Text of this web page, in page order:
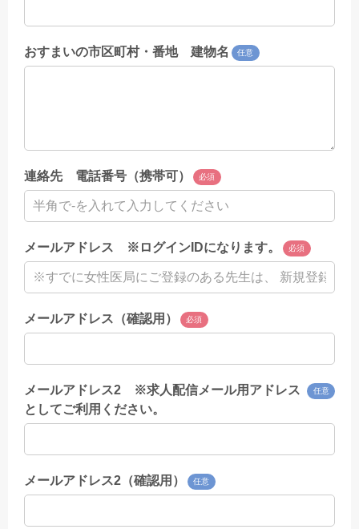
おすまいの市区町村・番地 建物名 任意
連絡先 電話番号（携帯可） 必須
メールアドレス ※ログインIDになります。 必須
メールアドレス（確認用） 必須
メールアドレス2 ※求人配信メール用アドレス
としてご利用ください。
任意
メールアドレス2（確認用） 任意